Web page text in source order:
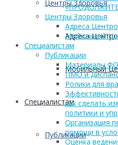
Центры Здоровья
Адреса
Мобильный
Cпециалистам
Публикации
Центры Здоровья
Адреса
Мобильный
Cпециалистам
Публикации
Материалы
ПМО и
Ролики для
как сделать
политики и
Организация
помощи в
Оценка